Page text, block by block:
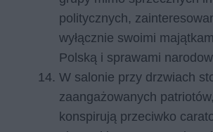
politycznych,
wyłącznie swoimi
Polską i sprawami
W salonie przy drzwiach
zaangażowanych
konspirują przeciwko